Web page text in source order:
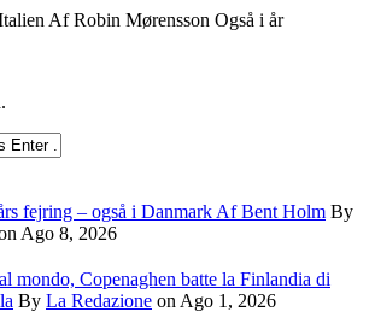
Af Robin Mørensson Også i år
fejring – også i Danmark Af Bent Holm By
Ago 8, 2026
mondo, Copenaghen batte la Finlandia di
By La Redazione on Ago 1, 2026